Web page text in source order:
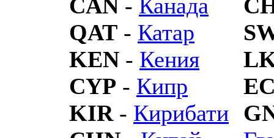
CAN - Канада
QAT - Катар
KEN - Кения
CYP - Кипр
KIR- Кирибати